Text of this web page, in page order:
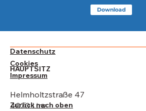
Download
HAUPTSITZ
Helmholtzstraße 47
4020 Linz
Zurück nach oben
Datenschutz
Cookies
Impressum